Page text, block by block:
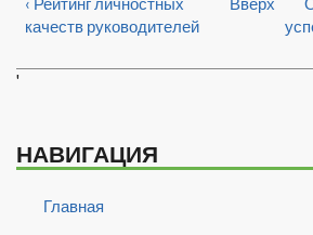
качеств руководителей
'
НАВИГАЦИЯ
Главная